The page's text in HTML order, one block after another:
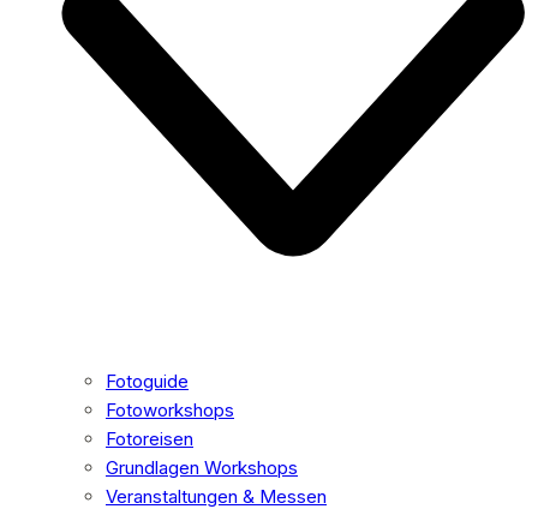
Fotoguide
Fotoworkshops
Fotoreisen
Grundlagen Workshops
Veranstaltungen & Messen